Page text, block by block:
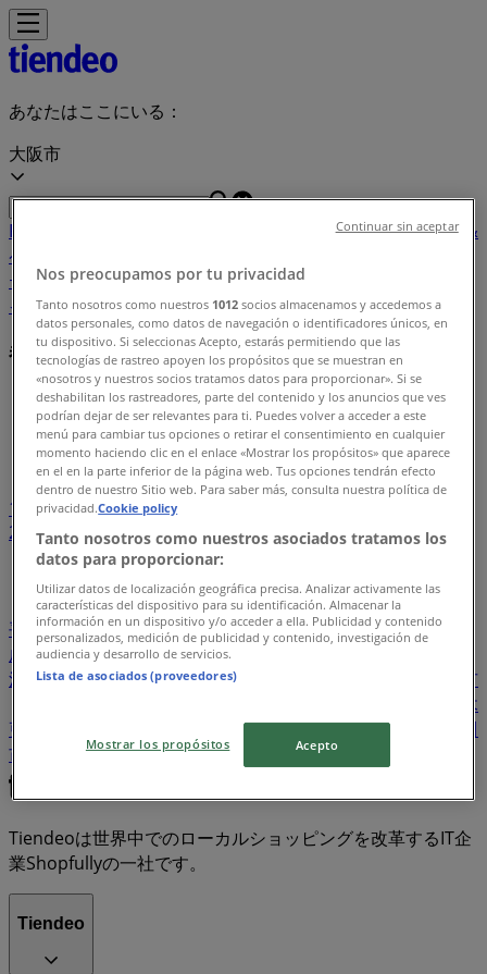
あなたはここにいる：
大阪市
Featured ファッションホームセンター&
ペット
テイメントスポーツおもちゃ&子供向け商品
イク
都市
Tiendeo»
都市名から検索
1
...
2
456
45
西東京市
浦安市 文京区 長岡市 伊勢崎市
平塚市
上尾市 春日部市 佐世保市 習志野市
大垣市
成田市
東京都北区 松江市
沼津市
出雲市 鳥取市 弘前市
土浦市
木
更津市
東広島市 守口市 呉市
寝屋川
市
八千代市 草津市
Tiendeoは世界中でのローカルショッピングを改革するIT企
業Shopfullyの一社です。
Tiendeo
Nos preocupamos por tu privacidad
Tanto nosotros como nuestros 1012 socios almacenamos y accedemos a
datos personales, como datos de navegación o identificadores únicos, en
tu dispositivo. Si seleccionas Acepto, estarás permitiendo que las
tecnologías de rastreo apoyen los propósitos que se muestran en
«nosotros y nuestros socios tratamos datos para proporcionar». Si se
deshabilitan los rastreadores, parte del contenido y los anuncios que ves
podrían dejar de ser relevantes para ti. Puedes volver a acceder a este
menú para cambiar tus opciones o retirar el consentimiento en cualquier
momento haciendo clic en el enlace «Mostrar los propósitos» que aparece
en el en la parte inferior de la página web. Tus opciones tendrán efecto
dentro de nuestro Sitio web. Para saber más, consulta nuestra política de
privacidad.Cookie policy
Tanto nosotros como nuestros asociados tratamos los
datos para proporcionar:
Utilizar datos de localización geográfica precisa. Analizar activamente las
características del dispositivo para su identificación. Almacenar la
información en un dispositivo y/o acceder a ella. Publicidad y contenido
personalizados, medición de publicidad y contenido, investigación de
audiencia y desarrollo de servicios.
Lista de asociados (proveedores)
Mostrar los propósitos Acepto
Continuar sin aceptar